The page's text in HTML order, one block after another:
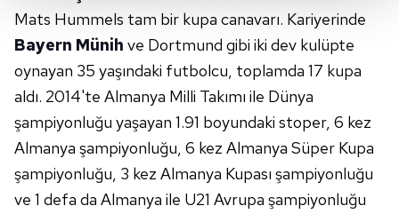
Her halükârda, kullanıcılar, bu çerezlere izin vermedikleri
takdirde, kullanıcılara hedefli reklamlar
gösterilmeyecektir."
Sizlere daha iyi bir hizmet sunabilmek için İnternet
Sitemizde kendimize ve üçüncü kişilere ait çerezler
kullanılmaktadır. Bu çerezler vasıtasıyla çeşitli kişisel
verileriniz işlenmekte olup gerekli olan çerezler bilgi
toplumu hizmetlerinin sunulması amacıyla
kullanılmaktadır. Diğer çerezler, sitemizin daha işlevsel
Mats Hummels tam bir kupa canavarı. Kariyerinde
Bayern Münih ve Dortmund gibi iki dev kulüpte
oynayan 35 yaşındaki futbolcu, toplamda 17 kupa
aldı. 2014'te Almanya Milli Takımı ile Dünya
şampiyonluğu yaşayan 1.91 boyundaki stoper, 6 kez
Almanya şampiyonluğu, 6 kez Almanya Süper Kupa
şampiyonluğu, 3 kez Almanya Kupası şampiyonluğu
ve 1 defa da Almanya ile U21 Avrupa şampiyonluğu